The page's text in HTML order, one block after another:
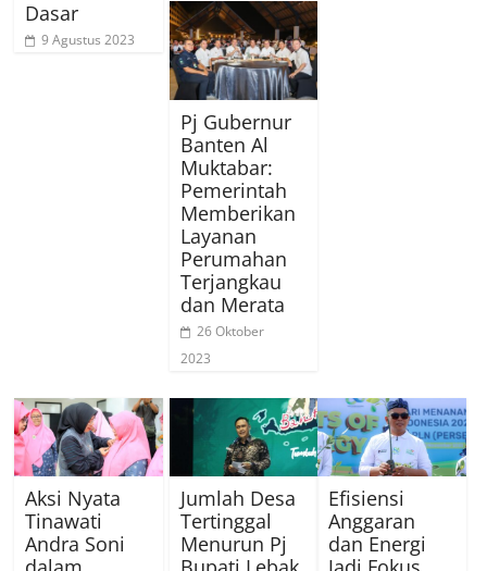
Dasar
9 Agustus 2023
Pj Gubernur
Banten Al
Muktabar:
Pemerintah
Memberikan
Layanan
Perumahan
Terjangkau
dan Merata
26 Oktober
2023
Aksi Nyata
Tinawati
Andra Soni
Jumlah Desa
Tertinggal
Menurun Pj
Efisiensi
Anggaran
dan Energi